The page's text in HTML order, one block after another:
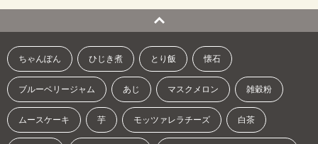
ちゃんぽん ひじき煮 とり飯 懐石
ブルーベリージャム あじ マスクメロン 雑穀粉
ムースケーキ 芋 モッツァレラチーズ 白茶